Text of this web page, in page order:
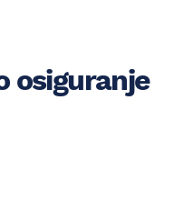
osiguranje